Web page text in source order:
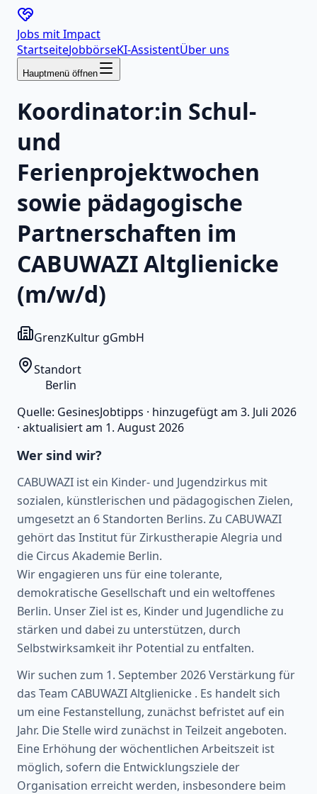
Jobs mitImpact
StartseiteJobbörseKI-AssistentÜber uns
Hauptmenü öffnen
Koordinator:in Schul-
und
Ferienprojektwochen
sowie pädagogische
Partnerschaften im
CABUWAZI Altglienicke
(m/w/d)
GrenzKultur gGmbH
Standort
Berlin
Quelle: GesinesJobtipps · hinzugefügt am 3. Juli 2026
· aktualisiert am 1. August 2026
Wer sind wir?
CABUWAZI ist ein Kinder- und Jugendzirkus mit
sozialen, künstlerischen und pädagogischen Zielen,
umgesetzt an 6 Standorten Berlins. Zu CABUWAZI
gehört das Institut für Zirkustherapie Alegria und
die Circus Akademie Berlin.
Wir engagieren uns für eine tolerante,
demokratische Gesellschaft und ein weltoffenes
Berlin. Unser Ziel ist es, Kinder und Jugendliche zu
stärken und dabei zu unterstützen, durch
Selbstwirksamkeit ihr Potential zu entfalten.
Wir suchen zum 1. September 2026 Verstärkung für
das Team CABUWAZI Altglienicke . Es handelt sich
um eine Festanstellung, zunächst befristet auf ein
Jahr. Die Stelle wird zunächst in Teilzeit angeboten.
Eine Erhöhung der wöchentlichen Arbeitszeit ist
möglich, sofern die Entwicklungsziele der
Organisation erreicht werden, insbesondere beim